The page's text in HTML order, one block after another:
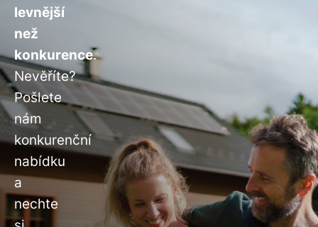
levnější
než
konkurence.
Nevěříte?
Pošlete
nám
konkurenční
nabídku
a
nechte